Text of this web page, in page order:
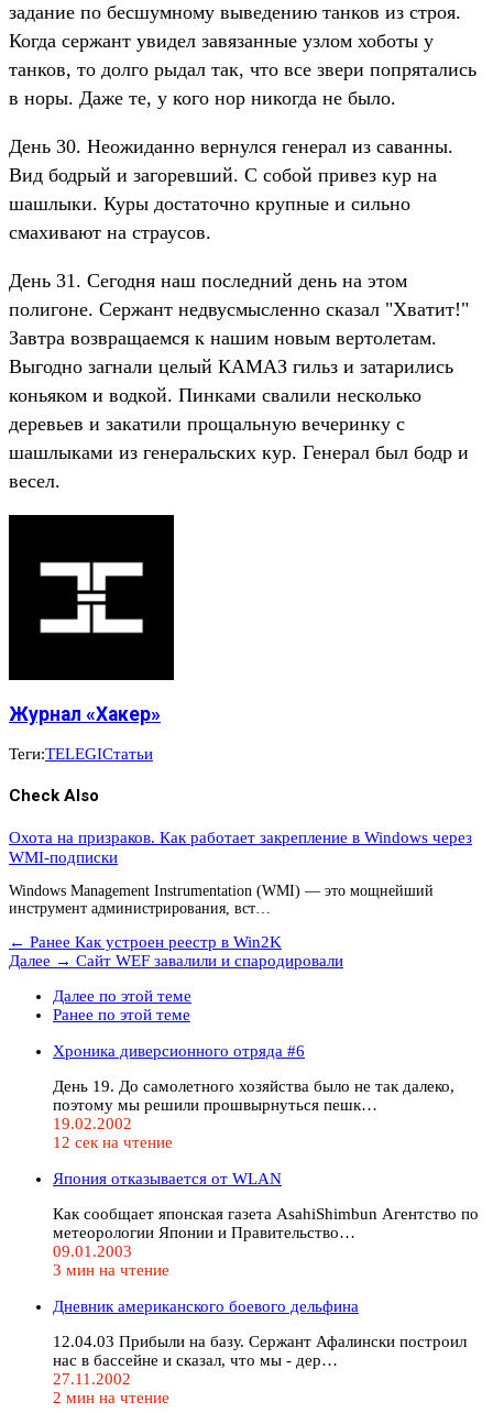
задание по бесшумному выведению танков из строя.
Когда сержант увидел завязанные узлом хоботы у
танков, то долго рыдал так, что все звери попрятались
в норы. Даже те, у кого нор никогда не было.
День 30. Неожиданно вернулся генерал из саванны.
Вид бодрый и загоревший. С собой привез кур на
шашлыки. Куры достаточно крупные и сильно
смахивают на страусов.
День 31. Сегодня наш последний день на этом
полигоне. Сержант недвусмысленно сказал "Хватит!"
Завтра возвращаемся к нашим новым вертолетам.
Выгодно загнали целый КАМАЗ гильз и затарились
коньяком и водкой. Пинками свалили несколько
деревьев и закатили прощальную вечеринку с
шашлыками из генеральских кур. Генерал был бодр и
весел.
Журнал «Хакер»
Теги:TELEGIСтатьи
Check Also
Охота на призраков. Как работает закрепление в Windows через
WMI-подписки
Windows Management Instrumentation (WMI) — это мощнейший
инструмент администрирования, вст…
← Ранее Как устроен реестр в Win2K
Далее → Сайт WEF завалили и спародировали
Далее по этой теме
Ранее по этой теме
Хроника диверсионного отряда #6
День 19. До самолетного хозяйства было не так далеко,
поэтому мы решили прошвырнуться пешк…
19.02.2002
12 сек на чтение
Япония отказывается от WLAN
Как сообщает японская газета AsahiShimbun Агентство по
метеорологии Японии и Правительство…
09.01.2003
3 мин на чтение
Дневник американского боевого дельфина
12.04.03 Прибыли на базу. Сержант Афалински построил
нас в бассейне и сказал, что мы - дер…
27.11.2002
2 мин на чтение